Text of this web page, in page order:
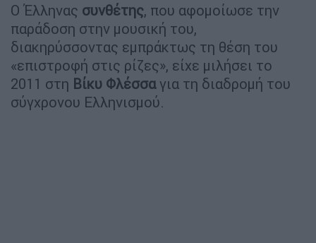
Ο Έλληνας συνθέτης, που αφομοίωσε την
παράδοση στην μουσική του,
διακηρύσσοντας εμπράκτως τη θέση του
«επιστροφή στις ρίζες», είχε μιλήσει το
2011 στη Βίκυ Φλέσσαγια τη διαδρομή του
σύγχρονου Ελληνισμού.